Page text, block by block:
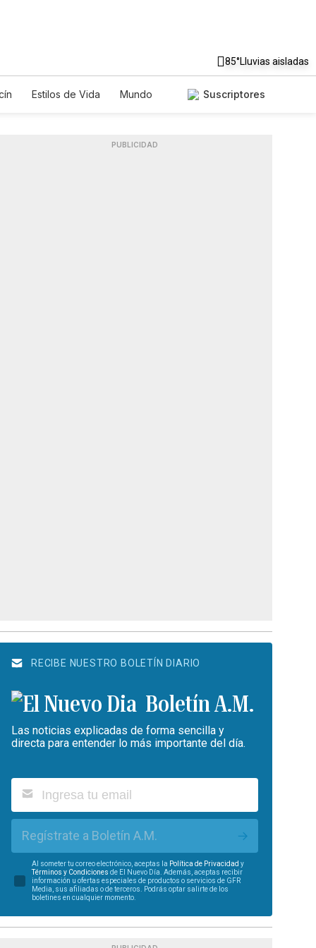
85°Lluvias aisladas
Estilos de Vida
Mundo
Suscriptores
PUBLICIDAD
RECIBE NUESTRO BOLETÍN DIARIO
Boletín A.M.
Las noticias explicadas de forma sencilla y
directa para entender lo más importante del día.
Regístrate a Boletín A.M.
Al someter tu correo electrónico, aceptas la Política de Privacidad y
Términos y Condiciones de El Nuevo Día. Además, aceptas recibir
información u ofertas especiales de productos o servicios de GFR
Media, sus afiliadas o de terceros. Podrás optar salirte de los
boletines en cualquier momento.